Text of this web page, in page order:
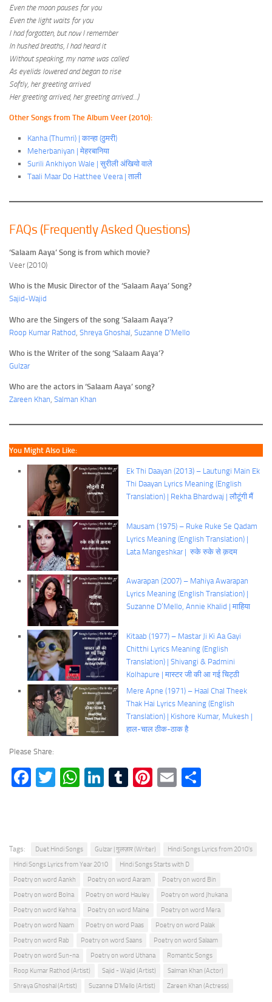
Even the moon pauses for you
Even the light waits for you
I had forgotten, but now I remember
In hushed breaths, I had heard it
Without speaking, my name was called
As eyelids lowered and began to rise
Softly, her greeting arrived
Her greeting arrived, her greeting arrived…)
Other Songs from The Album Veer (2010):
Kanha (Thumri) | कान्हा (ठुमरी)
Meherbaniyan | मेहरबानिया
Surili Ankhiyon Wale | सुरीली अंखियो वाले
Taali Maar Do Hatthee Veera | ताली
FAQs (Frequently Asked Questions)
‘Salaam Aaya’ Song is from which movie?
Veer (2010)
Who is the Music Director of the ‘Salaam Aaya’ Song?
Sajid-Wajid
Who are the Singers of the song ‘Salaam Aaya’?
Roop Kumar Rathod Shreya Ghoshal Suzanne D’Mello
Who is the Writer of the song ‘Salaam Aaya’?
Gulzar
Who are the actors in ‘Salaam Aaya’ song?
Zareen Khan Salman Khan
You Might Also Like:
Ek Thi Daayan (2013) – Lautungi Main Ek
Thi Daayan Lyrics Meaning (English
Translation) | Rekha Bhardwaj | लौटूंगी मैं
Mausam (1975) – Ruke Ruke Se Qadam
Lyrics Meaning (English Translation) |
Lata Mangeshkar | रुके रुके से क़दम
Awarapan (2007) – Mahiya Awarapan
Lyrics Meaning (English Translation) |
Suzanne D’Mello, Annie Khalid | माहिया
Kitaab (1977) – Mastar Ji Ki Aa Gayi
Chitthi Lyrics Meaning (English
Translation) | Shivangi & Padmini
Kolhapure | मास्टर जी की आ गई चिट्ठी
Mere Apne (1971) – Haal Chal Theek
Thak Hai Lyrics Meaning (English
Translation) | Kishore Kumar, Mukesh |
हाल-चाल ठीक-ठाक है
Please Share:
Facebook
TwitterWhatsApp
LinkedIn
Tumblr
Pinterest
Email
Tags: Duet Hindi Songs Gulzar | गुलज़ार (Writer)
Hindi Songs Lyrics from 2010's
Hindi Songs Lyrics from Year 2010
Hindi Songs Starts with D
Poetry on word Aankh
Poetry on word Aaram
Poetry on word Bin
Poetry on word Bolna
Poetry on word Hauley
Poetry on word Jhukana
Poetry on word Kehna
Poetry on word Maine
Poetry on word Mera
Poetry on word Naam
Poetry on word Paas
Poetry on word Palak
Poetry on word Rab
Poetry on word Saans
Poetry on word Salaam
Poetry on word Sun-na
Poetry on word Uthana
Romantic Songs
Roop Kumar Rathod (Artist)
Sajid - Wajid (Artist)
Salman Khan (Actor)
Shreya Ghoshal (Artist)
Suzanne D'Mello (Artist) Zareen Khan (Actress)